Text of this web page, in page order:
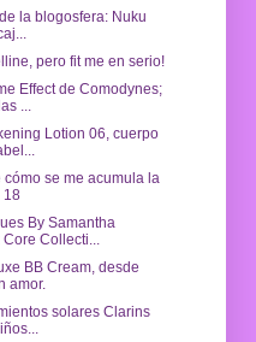
la blogosfera: Nuku
pero fit me en serio!
Effect de Comodynes;
...
Lotion 06, cuerpo
cómo se me acumula la
18
By Samantha
Collecti...
BB Cream, desde
amor.
solares Clarins